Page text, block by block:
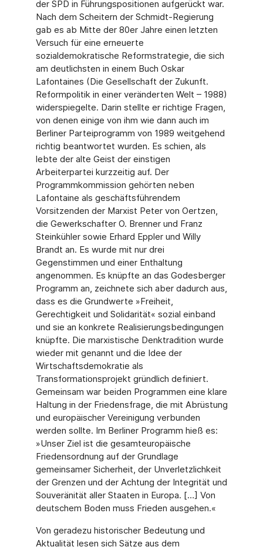
der SPD in Führungspositionen aufgerückt war.
Nach dem Scheitern der Schmidt-Regierung
gab es ab Mitte der 80er Jahre einen letzten
Versuch für eine erneuerte
sozialdemokratische Reformstrategie, die sich
am deutlichsten in einem Buch Oskar
Lafontaines (Die Gesellschaft der Zukunft.
Reformpolitik in einer veränderten Welt – 1988)
widerspiegelte. Darin stellte er richtige Fragen,
von denen einige von ihm wie dann auch im
Berliner Parteiprogramm von 1989 weitgehend
richtig beantwortet wurden. Es schien, als
lebte der alte Geist der einstigen
Arbeiterpartei kurzzeitig auf. Der
Programmkommission gehörten neben
Lafontaine als geschäftsführendem
Vorsitzenden der Marxist Peter von Oertzen,
die Gewerkschafter O. Brenner und Franz
Steinkühler sowie Erhard Eppler und Willy
Brandt an. Es wurde mit nur drei
Gegenstimmen und einer Enthaltung
angenommen. Es knüpfte an das Godesberger
Programm an, zeichnete sich aber dadurch aus,
dass es die Grundwerte »Freiheit,
Gerechtigkeit und Solidarität« sozial einband
und sie an konkrete Realisierungsbedingungen
knüpfte. Die marxistische Denktradition wurde
wieder mit genannt und die Idee der
Wirtschaftsdemokratie als
Transformationsprojekt gründlich definiert.
Gemeinsam war beiden Programmen eine klare
Haltung in der Friedensfrage, die mit Abrüstung
und europäischer Vereinigung verbunden
werden sollte. Im Berliner Programm hieß es:
»Unser Ziel ist die gesamteuropäische
Friedensordnung auf der Grundlage
gemeinsamer Sicherheit, der Unverletzlichkeit
der Grenzen und der Achtung der Integrität und
Souveränität aller Staaten in Europa. […] Von
deutschem Boden muss Frieden ausgehen.«
Von geradezu historischer Bedeutung und
Aktualität lesen sich Sätze aus dem